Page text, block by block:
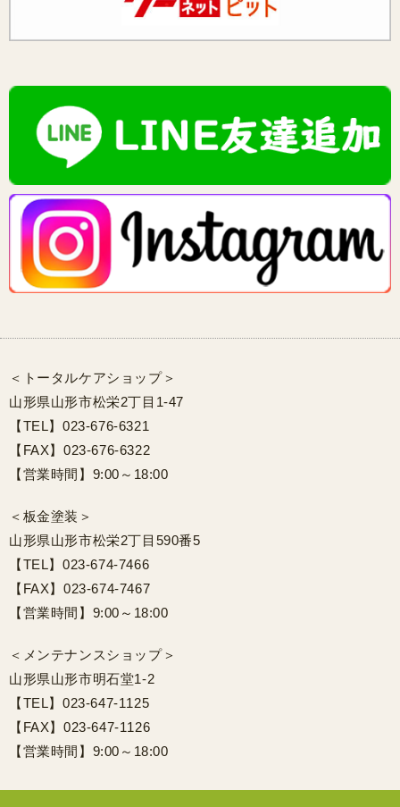
＜トータルケアショップ＞
山形県山形市松栄2丁目1-47
【TEL】023-676-6321
【FAX】023-676-6322
【営業時間】9:00～18:00
＜板金塗装＞
山形県山形市松栄2丁目590番5
【TEL】023-674-7466
【FAX】023-674-7467
【営業時間】9:00～18:00
＜メンテナンスショップ＞
山形県山形市明石堂1-2
【TEL】023-647-1125
【FAX】023-647-1126
【営業時間】9:00～18:00